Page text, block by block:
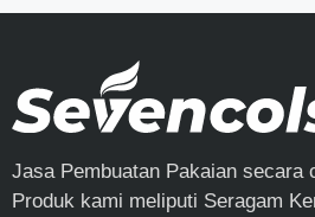
Jasa Pembuatan Pakaian secara
Produk kami meliputi Seragam